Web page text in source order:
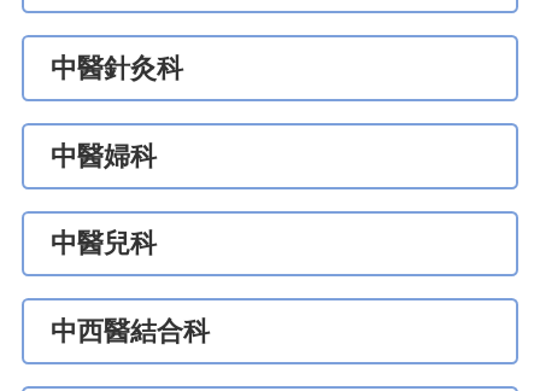
中醫針灸科
中醫婦科
中醫兒科
中西醫結合科